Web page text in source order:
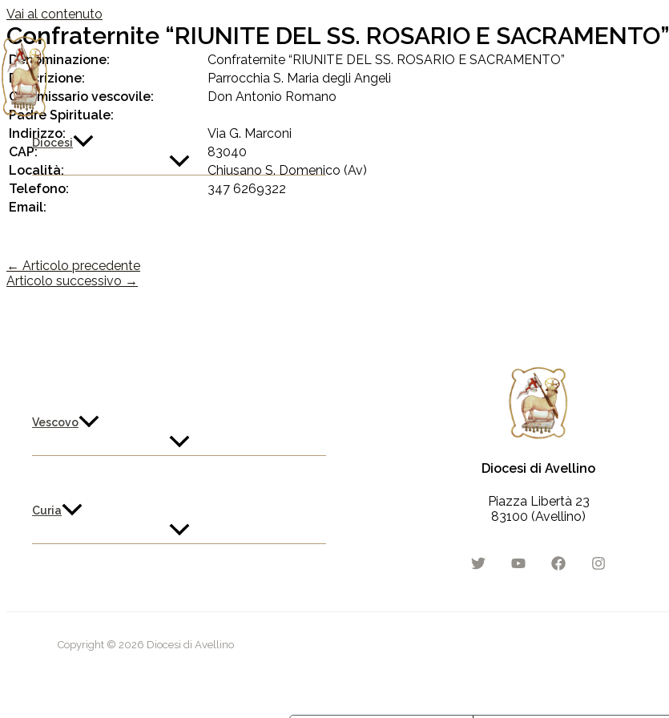
Vai al contenuto
Diocesi
Vescovo
Curia
Confraternite “RIUNITE DEL SS. ROSARIO E SACRAMENTO”
Denominazione:
Confraternite “RIUNITE DEL SS. ROSARIO E SACRAMENTO”
Descrizione:
Parrocchia S. Maria degli Angeli
Commissario vescovile:
Don Antonio Romano
Padre Spirituale:
Indirizzo:
Via G. Marconi
CAP:
83040
Località:
Chiusano S. Domenico (Av)
Telefono:
347 6269322
Email:
← Articolo precedente
Articolo successivo →
Diocesi di Avellino
Piazza Libertà 23
83100 (Avellino)
Copyright © 2026 Diocesi di Avellino